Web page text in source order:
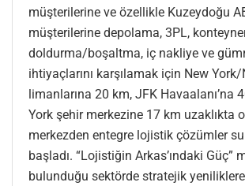
müşterilerine ve özellikle Kuzeydoğu
müşterilerine depolama, 3PL,
doldurma/boşaltma, iç nakliye ve
ihtiyaçlarını karşılamak için New
limanlarına 20 km, JFK Havaalanı’na
York şehir merkezine 17 km uzaklıkta
merkezden entegre lojistik çözümler
başladı. “Lojistiğin Arkas’ındaki Güç”
bulunduğu sektörde stratejik